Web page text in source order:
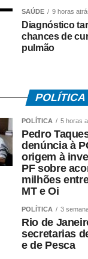
SAÚDE 9 horas
Diagnóstico
chances de
pulmão
POLÍTICA
POLÍTICA 5 horas
Pedro
denúncia à
origem à
PF sobre
milhões
MT e Oi
POLÍTICA 3
Rio de
secretarias
e de Pesca